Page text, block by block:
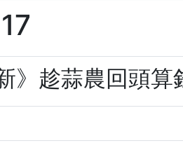
》趁蒜農回頭